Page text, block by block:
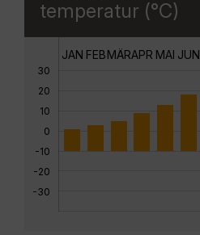
temperatur (°C)
30
20
10
0
-10
-20
-30
JAN FEBMÄRAPR MAI JUN